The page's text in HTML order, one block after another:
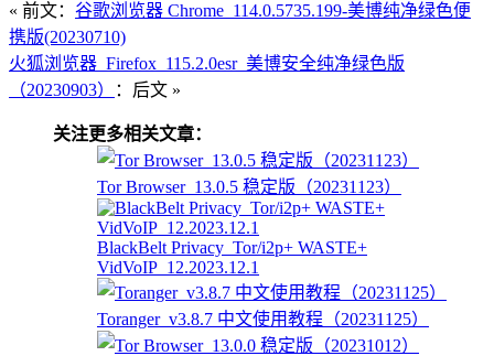
« 前文： 谷歌浏览器 Chrome_114.0.5735.199-美博纯净绿色便
携版(20230710)
火狐浏览器_Firefox_115.2.0esr_美博安全纯净绿色版
（20230903）
：后文 »
关注更多相关文章：
Tor Browser_13.0.5 稳定版（20231123）
BlackBelt Privacy_Tor/i2p+ WASTE+
VidVoIP_12.2023.12.1
Toranger_v3.8.7 中文使用教程（20231125）